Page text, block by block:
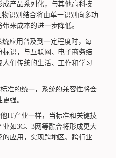
产品系列化，与其他高科技
识别结合将由单一识别向多功
来成本的进一步降低。
应用普及到一定程度时，每
识，与互联网、电子商务结
们传统的生活、工作和学习
准的统一，系统的兼容性将会
强。
IT产业一样，当标准和关键技
如3C、3网等融合将形成更大
应用，实现跨地区、跨行业